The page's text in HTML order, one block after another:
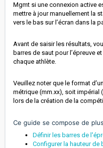
Mgmt si une connexion active
mettre à jour manuellement la
vers le bas sur l’écran dans la
Avant de saisir les résultats,
barres de saut pour l’épreuve
chaque athlète.
Veuillez noter que le format
métrique (mm.xx), soit impérial
lors de la création de la
Ce guide se compose de
Définir les barres de
Configurer la hauteur